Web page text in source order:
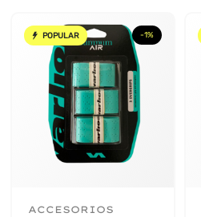
POPULAR -1%
ACCESORIOS